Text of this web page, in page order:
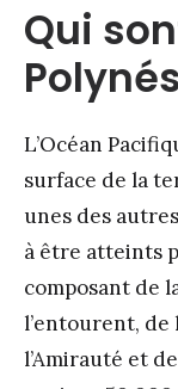
Qui
L’Océan
surface de la
unes des
à être atteints
composant de
l’entourent, de
l’Amirauté et